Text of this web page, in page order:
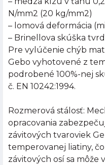
N/mm2 (20 kg/mm2)
– lomová deformácia
– Brinellova skúška
Pre vylúčenie chýb
Gebo vyhotovené z
podrobené 100%-nej
č. EN 10242:1994.
Rozmerová stálosť:
opracovania
závitových tvaroviek
temperovanej liatiny,
závitových osí sa môže